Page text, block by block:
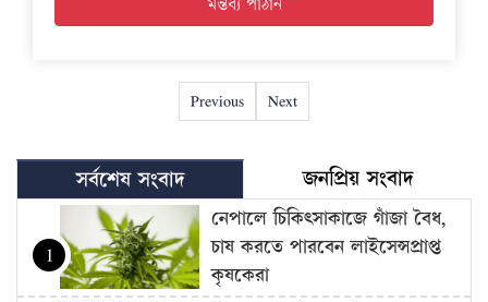
Previous Next
সর্বশেষ সংবাদ জনপ্রিয় সংবাদ
1
নেপালে চিকিৎসাকাজে গাঁজা বৈধ,
চাষ করতে পারবেন লাইসেন্সপ্রাপ্ত
কৃষকেরা